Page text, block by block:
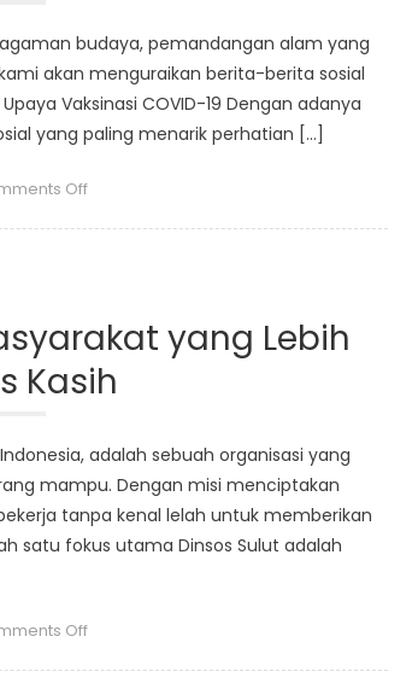
Rentan
budaya, pemandangan alam yang
akan menguraikan berita-berita sosial
Vaksinasi COVID-19 Dengan adanya
yang paling menarik perhatian […]
Offon
di
Sulawesi
Utara:
Berita
Sosial
yang Lebih
Kasih
adalah sebuah organisasi yang
mampu. Dengan misi menciptakan
tanpa kenal lelah untuk memberikan
satu fokus utama Dinsos Sulut adalah
Offon